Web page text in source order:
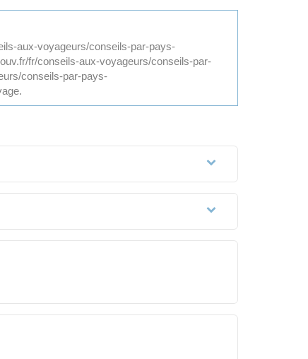
aux-voyageurs/conseils-par-pays-
fr/conseils-aux-voyageurs/conseils-par-
conseils-par-pays-